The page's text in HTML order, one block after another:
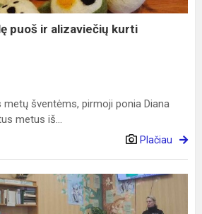
puoš ir alizaviečių kurti
šventėms, pirmoji ponia Diana
metus iš...
Plačiau